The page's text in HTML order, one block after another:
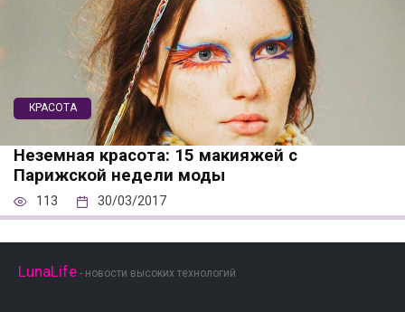
КРАСОТА
Неземная красота: 15 макияжей с
Парижской недели моды
113 30/03/2017
LunaLife - новости высоких технологий